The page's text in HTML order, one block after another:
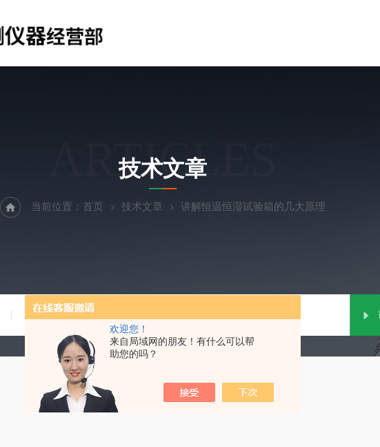
欢迎您！
来自局域网的朋友！有什么可以帮
助您的吗？
技术文章
ARTICLES
技术文章
当前位置： 首页 技术文章 讲解恒温恒湿试验箱的几大原理